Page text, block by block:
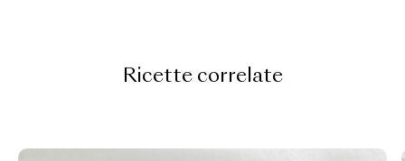
Ricette correlate